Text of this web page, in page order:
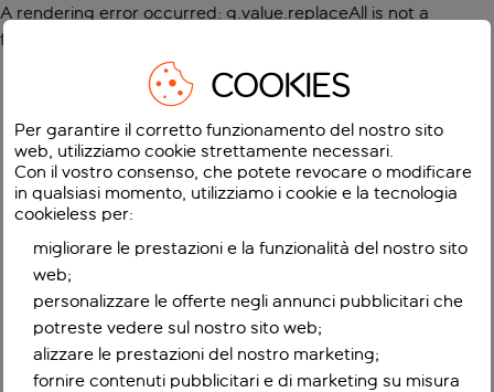
A rendering error occurred: g.value.replaceAll is not a
function
COOKIES
Per garantire il corretto funzionamento del nostro sito
web, utilizziamo cookie strettamente necessari.
Con il vostro consenso, che potete revocare o modificare
in qualsiasi momento, utilizziamo i cookie e la tecnologia
cookieless per:
migliorare le prestazioni e la funzionalità del nostro sito
web;
personalizzare le offerte negli annunci pubblicitari che
potreste vedere sul nostro sito web;
alizzare le prestazioni del nostro marketing;
fornire contenuti pubblicitari e di marketing su misura